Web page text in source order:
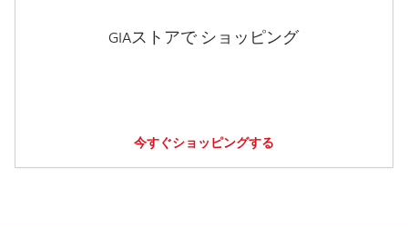
GIAストアで ショッピング
今すぐショッピングする